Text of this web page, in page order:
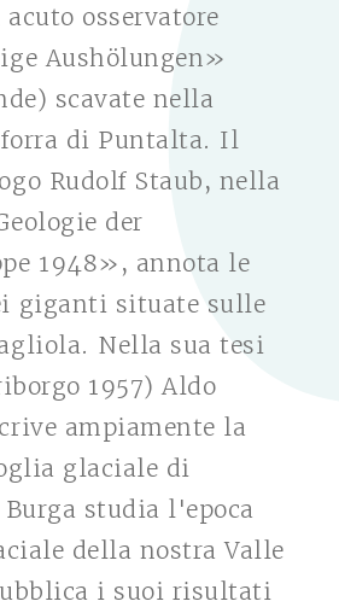
osservatore
Aushölungen»
scavate nella
di Puntalta. Il
Rudolf Staub, nella
der
1948», annota le
giganti situate sulle
Nella sua tesi
1957) Aldo
ampiamente la
glaciale di
Burga studia l'epoca
della nostra Valle
i suoi risultati